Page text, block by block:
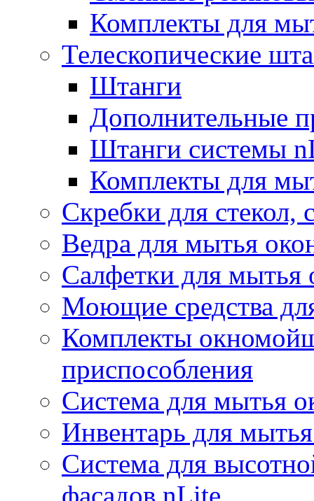
Комплекты для
Телескопические
Штанги
Дополнительные
Штанги системы
Комплекты для
Скребки для стекол,
Ведра для мытья
Салфетки для мытья
Моющие средства
Комплекты
приспособления
Система для мытья
Инвентарь для
Система для
фасадов nLite